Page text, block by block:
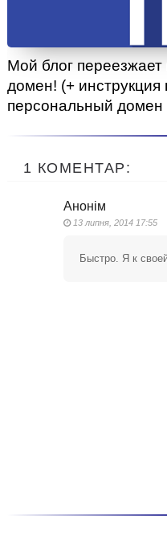
Мой блог
домен! (+ инструкция
персональный домен
1 КОМЕНТАР:
Анонім
13 липня, 2014 17:55
Быстро. Я к